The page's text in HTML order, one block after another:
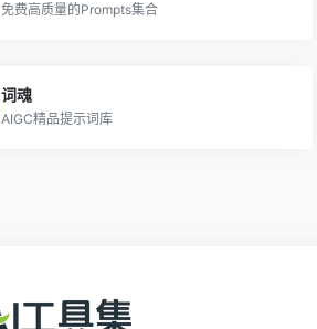
免费高质量的Prompts集合
词魂
AIGC精品提示词库